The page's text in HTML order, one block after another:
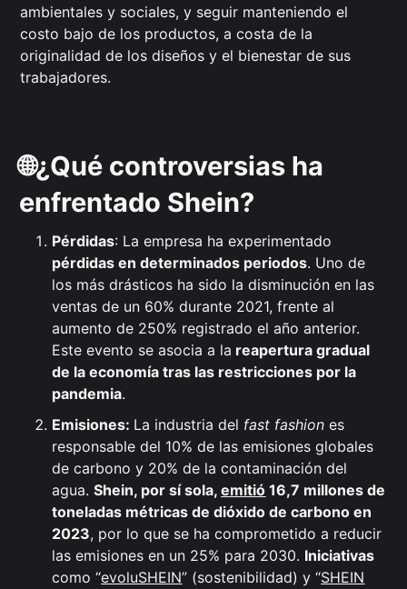
ambientales y sociales, y seguir manteniendo el
costo bajo de los productos, a costa de la
originalidad de los diseños y el bienestar de sus
trabajadores.
🌐¿Qué controversias ha
enfrentado Shein?
Pérdidas: La empresa ha experimentado
pérdidas en determinados periodos. Uno de
los más drásticos ha sido la disminución en las
ventas de un 60% durante 2021, frente al
aumento de 250% registrado el año anterior.
Este evento se asocia a la reapertura gradual
de la economía tras las restricciones por la
pandemia.
Emisiones: La industria del fast fashiones
responsable del 10% de las emisiones globales
de carbono y 20% de la contaminación del
agua.Shein, por sí sola,emitió 16,7 millones de
toneladas métricas de dióxido de carbono en
2023, por lo que se ha comprometido a reducir
las emisiones en un 25% para 2030. Iniciativas
como “evoluSHEIN” (sostenibilidad) y “SHEIN